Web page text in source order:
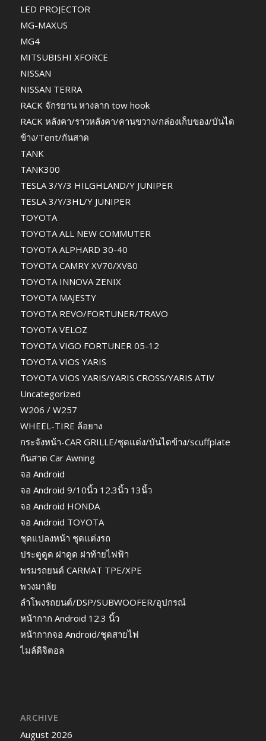
LED PROJECTOR
MG-MAXUS
MG4
MITSUBISHI XFORCE
NISSAN
NISSAN TERRA
RACK จักรยาน หางลาก tow hook
RACK หลังคา/ราวหลังคา/คานขวาง/กล่องเก็บของ/บันได
ข้าง/Tent/กันสาด
TANK
TANK300
TESLA 3/Y/3 HILGHLAND/Y JUNIPER
TESLA 3/Y/3HL/Y JUNIPER
TOYOTA
TOYOTA ALL NEW COMMUTER
TOYOTA ALPHARD 30-40
TOYOTA CAMRY XV70/XV80
TOYOTA INNOVA ZENIX
TOYOTA MAJESTY
TOYOTA REVO/FORTUNER/TRAVO
TOYOTA VELOZ
TOYOTA VIGO FORTUNER 05-12
TOYOTA VIOS YARIS
TOYOTA VIOS YARIS/YARIS CROSS/YARIS ATIV
Uncategorized
W206 / W257
WHEEL-TIRE ล้อยาง
กระจังหน้า-CAR GRILLE/ชุดแต่ง/บันไดข้าง/scuffplate
กันสาด Car Awning
จอ Android
จอ Android 9/10นิ้ว 12.3นิ้ว 13นิ้ว
จอ Android HONDA
จอ Android TOYOTA
ชุดแปลงหน้า ชุดแต่งรถ
ประตูดูด ฝาดูด ฝาท้ายไฟฟ้า
พรมรถยนต์ CARMAT TPE/XPE
พวงมาลัย
ลำโพงรถยนต์/DSP/SUBWOOFER/อุปกรณ์
หน้ากาก Android 12.3 นิ้ว
หน้ากากจอ Android/ชุดสายไฟ
ไมล์ดิจิตอล
ARCHIVE
August 2026